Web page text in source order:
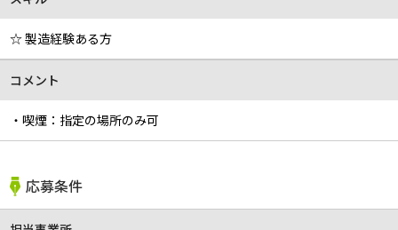
☆ 製造経験ある方
コメント
・喫煙：指定の場所のみ可
応募条件